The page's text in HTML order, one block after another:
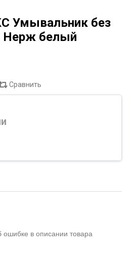
Умывальник без
Нерж белый
Сравнить
в описании товара